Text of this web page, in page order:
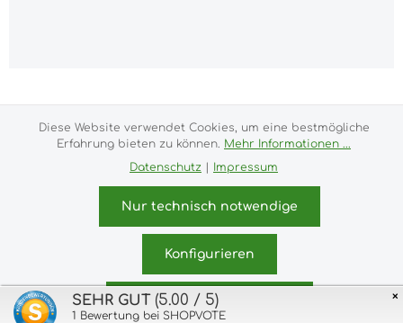
nicht anders angegeben.
© 2026 purux.de - with byZenit Design
Versand- und Zahlungsbedingungen
Datenschutz & CookiesBildnachweis
Diese Website verwendet Cookies, um eine bestmögliche
Erfahrung bieten zu können. Mehr Informationen ...
Datenschutz
Impressum
Nur technisch notwendige
Konfigurieren
Alle Cookies akzeptieren ×
SEHR GUT (5.00 / 5)
1 Bewertung bei SHOPVOTE